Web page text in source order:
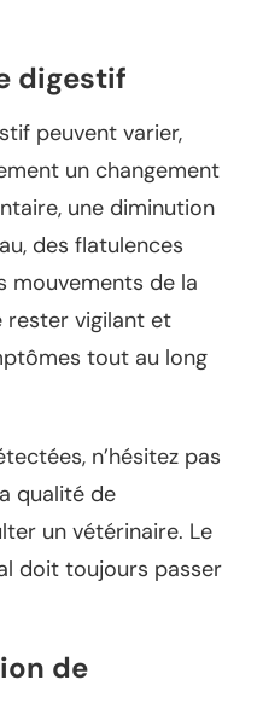
digestif
peuvent varier,
un changement
une diminution
des flatulences
mouvements de la
rester vigilant et
tout au long
n’hésitez pas
qualité de
un vétérinaire. Le
doit toujours passer
de